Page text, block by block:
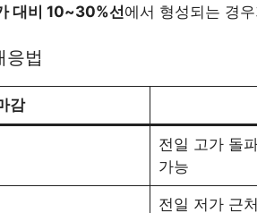
대비 10~30%선에서 형성되는 경
법
감
전일 고가 돌
가능
전일 저가 근